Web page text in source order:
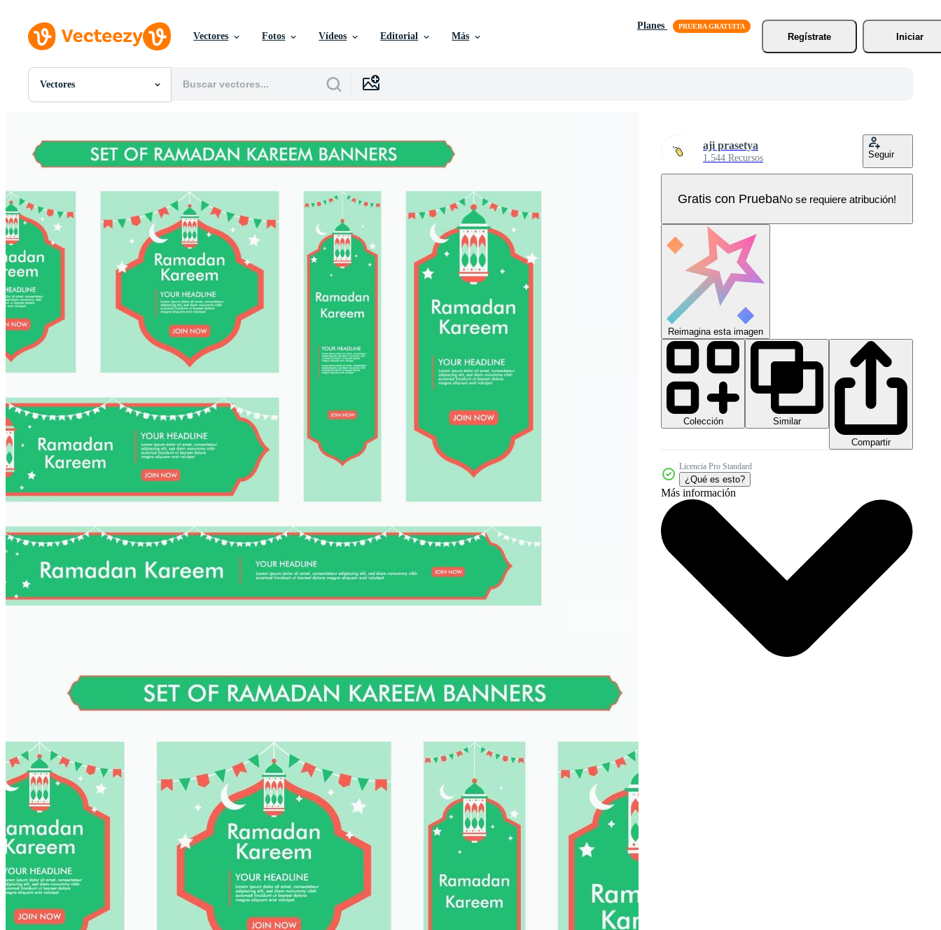
Vectores Fotos Vídeos Editorial Más
Planes
Regístrate
Iniciar
Vectores
Todas Imágenes
Vectores
Gráficos en Movimiento
Imágenes Editoriales
Eventos Editoriales
aji prasetya
1.544 Recursos Seguir
Gratis con PruebaNo se requiere atribución!
Reimagina esta imagen
Colección
Similar
Compartir
Licencia Pro Standard
¿Qué es esto?
Más información